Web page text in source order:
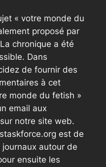
« votre monde du
proposé par
chronique a été
Dans
de fournir des
à cet
monde du fetish »
email aux
notre site web.
est de
autour de
ensuite les